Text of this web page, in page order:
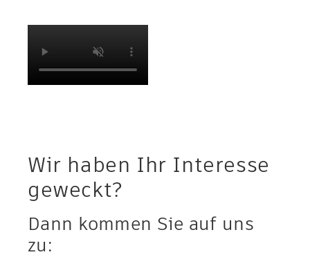
Wir haben Ihr Interesse
geweckt?
Dann kommen Sie auf uns
zu: